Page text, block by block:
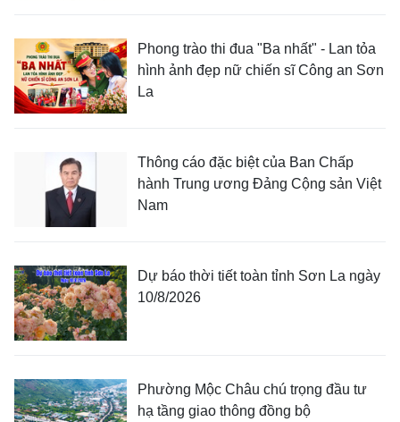
Phong trào thi đua "Ba nhất" - Lan tỏa
hình ảnh đẹp nữ chiến sĩ Công an Sơn
La
Thông cáo đặc biệt của Ban Chấp
hành Trung ương Đảng Cộng sản Việt
Nam
Dự báo thời tiết toàn tỉnh Sơn La ngày
10/8/2026
Phường Mộc Châu chú trọng đầu tư
hạ tầng giao thông đồng bộ